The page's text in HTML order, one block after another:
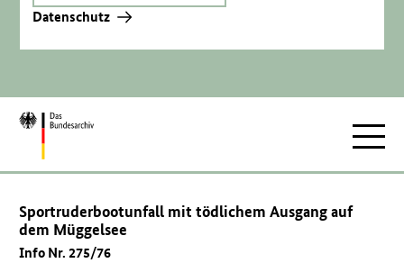
Datenschutz
Zur
Sportruderbootunfall mit tödlichem Ausgang auf
dem Müggelsee
Info Nr. 275/76